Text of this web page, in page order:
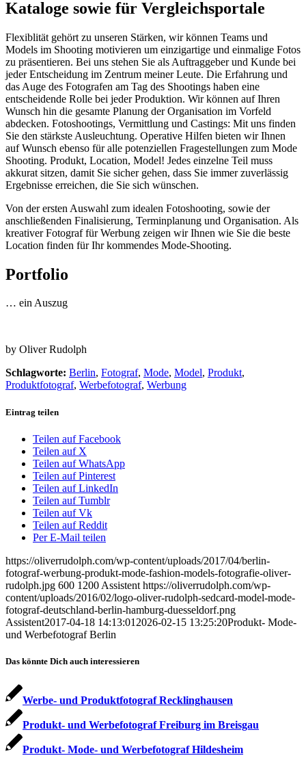
Kataloge sowie für Vergleichsportale
Flexiblität gehört zu unseren Stärken, wir können Teams und
Models im Shooting motivieren um einzigartige und einmalige Fotos
zu präsentieren. Bei uns stehen Sie als Auftraggeber und Kunde bei
jeder Entscheidung im Zentrum meiner Leute. Die Erfahrung und
das Auge des Fotografen am Tag des Shootings haben eine
entscheidende Rolle bei jeder Produktion. Wir können auf Ihren
Wunsch hin die gesamte Planung der Organisation im Vorfeld
abdecken. Fotoshootings, Vermittlung und Castings: Mit uns finden
Sie den stärkste Ausleuchtung. Operative Hilfen bieten wir Ihnen
auf Wunsch ebenso für alle potenziellen Fragestellungen zum Mode
Shooting. Produkt, Location, Model! Jedes einzelne Teil muss
akkurat sitzen, damit Sie sicher gehen, dass Sie immer zuverlässig
Ergebnisse erreichen, die Sie sich wünschen.
Von der ersten Auswahl zum idealen Fotoshooting, sowie der
anschließenden Finalisierung, Terminplanung und Organisation. Als
kreativer Fotograf für Werbung zeigen wir Ihnen wie Sie die beste
Location finden für Ihr kommendes Mode-Shooting.
Portfolio
… ein Auszug
by Oliver Rudolph
Schlagworte: Berlin, Fotograf, Mode, Model, Produkt,
Produktfotograf, Werbefotograf, Werbung
Eintrag teilen
Teilen auf Facebook
Teilen auf X
Teilen auf WhatsApp
Teilen auf Pinterest
Teilen auf LinkedIn
Teilen auf Tumblr
Teilen auf Vk
Teilen auf Reddit
Per E-Mail teilen
https://oliverrudolph.com/wp-content/uploads/2017/04/berlin-
fotograf-werbung-produkt-mode-fashion-models-fotografie-oliver-
rudolph.jpg 600 1200 Assistent https://oliverrudolph.com/wp-
content/uploads/2016/02/logo-oliver-rudolph-sedcard-model-mode-
fotograf-deutschland-berlin-hamburg-duesseldorf.png
Assistent2017-04-18 14:13:01 2026-02-15 13:25:20Produkt- Mode-
und Werbefotograf Berlin
Das könnte Dich auch interessieren
Werbe- und Produktfotograf Recklinghausen
Produkt- und Werbefotograf Freiburg im Breisgau
Produkt- Mode- und Werbefotograf Hildesheim